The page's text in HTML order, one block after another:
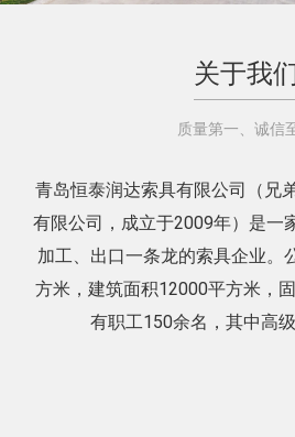
关于我
质量第一、诚信
青岛恒泰润达索具有限公司（兄
有限公司，成立于2009年）是一
加工、出口一条龙的索具企业。
方米，建筑面积12000平方米，
有职工150余名，其中高级